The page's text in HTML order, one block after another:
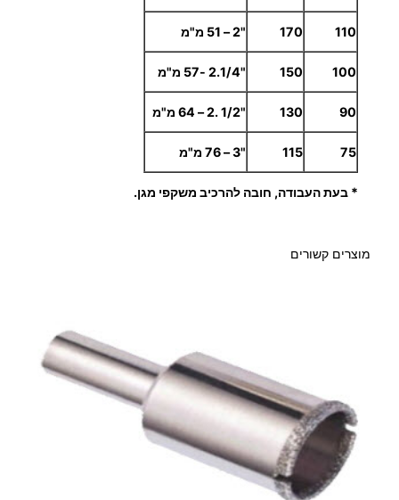
110
170 "2 – 51 מ"מ
100
150 "2.1/4 -57 מ"מ
90
130 "1/2 .2 – 64 מ"מ
75
115 "3 – 76 מ"מ
* בעת העבודה, חובה להרכיב משקפי מגן.
מוצרים קשורים